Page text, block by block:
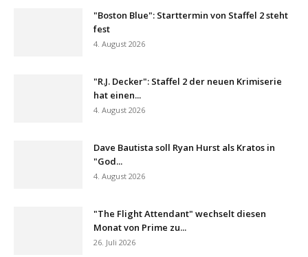
"Boston Blue": Starttermin von Staffel 2 steht
fest
4. August 2026
"R.J. Decker": Staffel 2 der neuen Krimiserie
hat einen...
4. August 2026
Dave Bautista soll Ryan Hurst als Kratos in
"God...
4. August 2026
"The Flight Attendant" wechselt diesen
Monat von Prime zu...
26. Juli 2026